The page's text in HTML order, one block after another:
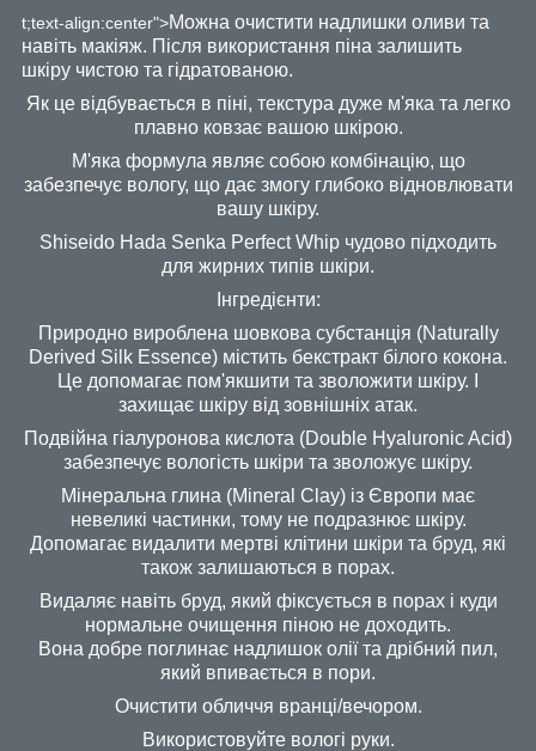
t;text-align:center">Можна очистити надлишки оливи та
навіть макіяж. Після використання піна залишить
шкіру чистою та гідратованою.
Як це відбувається в піні, текстура дуже м'яка та легко
плавно ковзає вашою шкірою.
М'яка формула являє собою комбінацію, що
забезпечує вологу, що дає змогу глибоко відновлювати
вашу шкіру.
Shiseido Hada Senka Perfect Whip чудово підходить
для жирних типів шкіри.
Інгредієнти:
Природно вироблена шовкова субстанція (Naturally
Derived Silk Essence) містить бекстракт білого кокона.
Це допомагає пом'якшити та зволожити шкіру. І
захищає шкіру від зовнішніх атак.
Подвійна гіалуронова кислота (Double Hyaluronic Acid)
забезпечує вологість шкіри та зволожує шкіру.
Мінеральна глина (Mineral Clay) із Європи має
невеликі частинки, тому не подразнює шкіру.
Допомагає видалити мертві клітини шкіри та бруд, які
також залишаються в порах.
Видаляє навіть бруд, який фіксується в порах і куди
нормальне очищення піною не доходить.
Вона добре поглинає надлишок олії та дрібний пил,
який впивається в пори.
Очистити обличчя вранці/вечором.
Використовуйте вологі руки.